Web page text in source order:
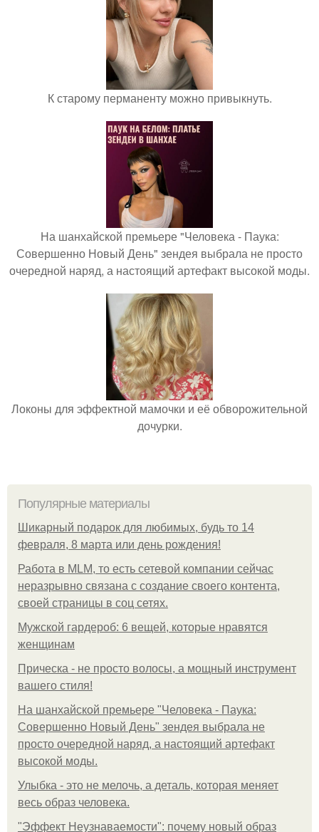
К старому перманенту можно привыкнуть.
На шанхайской премьере "Человека - Паука:
Совершенно Новый День" зендея выбрала не просто
очередной наряд, а настоящий артефакт высокой моды.
Локоны для эффектной мамочки и её обворожительной
дочурки.
Популярные материалы
Шикарный подарок для любимых, будь то 14
февраля, 8 марта или день рождения!
Работа в MLM, то есть сетевой компании сейчас
неразрывно связана с создание своего контента,
своей страницы в соц сетях.
Мужской гардероб: 6 вещей, которые нравятся
женщинам
Прическа - не просто волосы, а мощный инструмент
вашего стиля!
На шанхайской премьере "Человека - Паука:
Совершенно Новый День" зендея выбрала не
просто очередной наряд, а настоящий артефакт
высокой моды.
Улыбка - это не мелочь, а деталь, которая меняет
весь образ человека.
"Эффект Неузнаваемости": почему новый образ